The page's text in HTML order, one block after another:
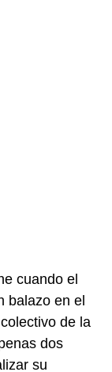
cuando el
balazo en el
de la
dos
su